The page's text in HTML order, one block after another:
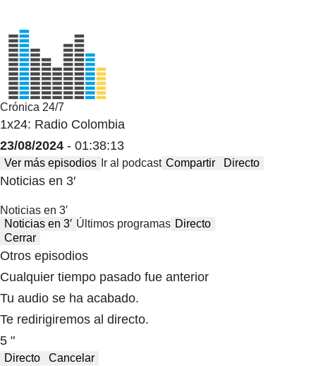
Crónica 24/7
1x24: Radio Colombia
23/08/2024 - 01:38:13
Ver más episodios Ir al podcast Compartir Directo
Noticias en 3′
Noticias en 3′
Noticias en 3′ Últimos programas Directo
Cerrar
Otros episodios
Cualquier tiempo pasado fue anterior
Tu audio se ha acabado.
Te redirigiremos al directo.
5 "
Directo
Cancelar